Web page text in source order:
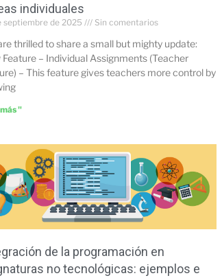
individuales
septiembre de 2025 Sin comentarios
thrilled to share a small but mighty update:
Feature – Individual Assignments (Teacher
– This feature gives teachers more control by
"
de la programación en
no tecnológicas: ejemplos e